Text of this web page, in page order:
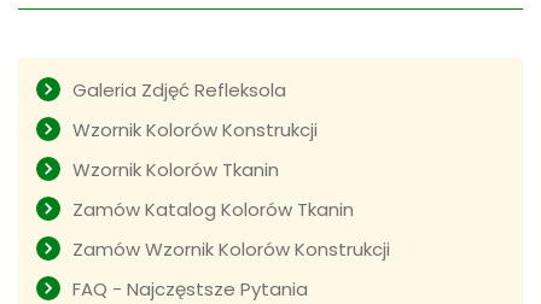
Galeria Zdjęć Refleksola
Wzornik Kolorów Konstrukcji
Wzornik Kolorów Tkanin
Zamów Katalog Kolorów Tkanin
Zamów Wzornik Kolorów Konstrukcji
FAQ - Najczęstsze Pytania